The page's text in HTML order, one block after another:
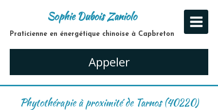
Sophie Dubois Zaniolo
Praticienne en énergétique chinoise à Capbreton
Appeler
Phytothérapie à proximité de Tarnos (40220)